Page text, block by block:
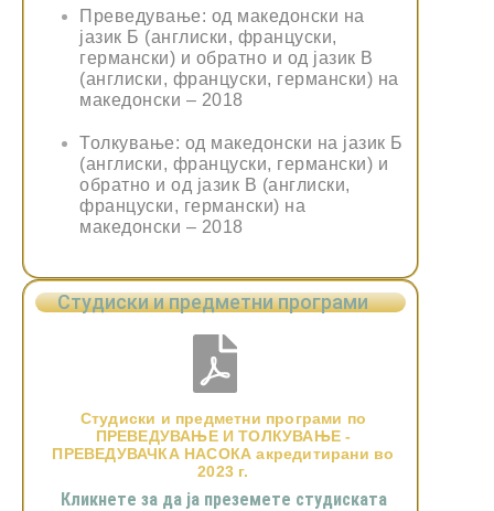
Преведување: од македонски на
јазик Б (англиски, француски,
германски) и обратно и од јазик В
(англиски, француски, германски) на
македонски – 2018
Толкување: од македонски на јазик Б
(англиски, француски, германски) и
обратно и од јазик В (англиски,
француски, германски) на
македонски – 2018
Студиски и предметни програми
Студиски и предметни програми по
ПРЕВЕДУВАЊЕ И ТОЛКУВАЊЕ -
ПРЕВЕДУВАЧКА НАСОКА акредитирани во
2023 г.
Кликнете за да ја преземете студиската